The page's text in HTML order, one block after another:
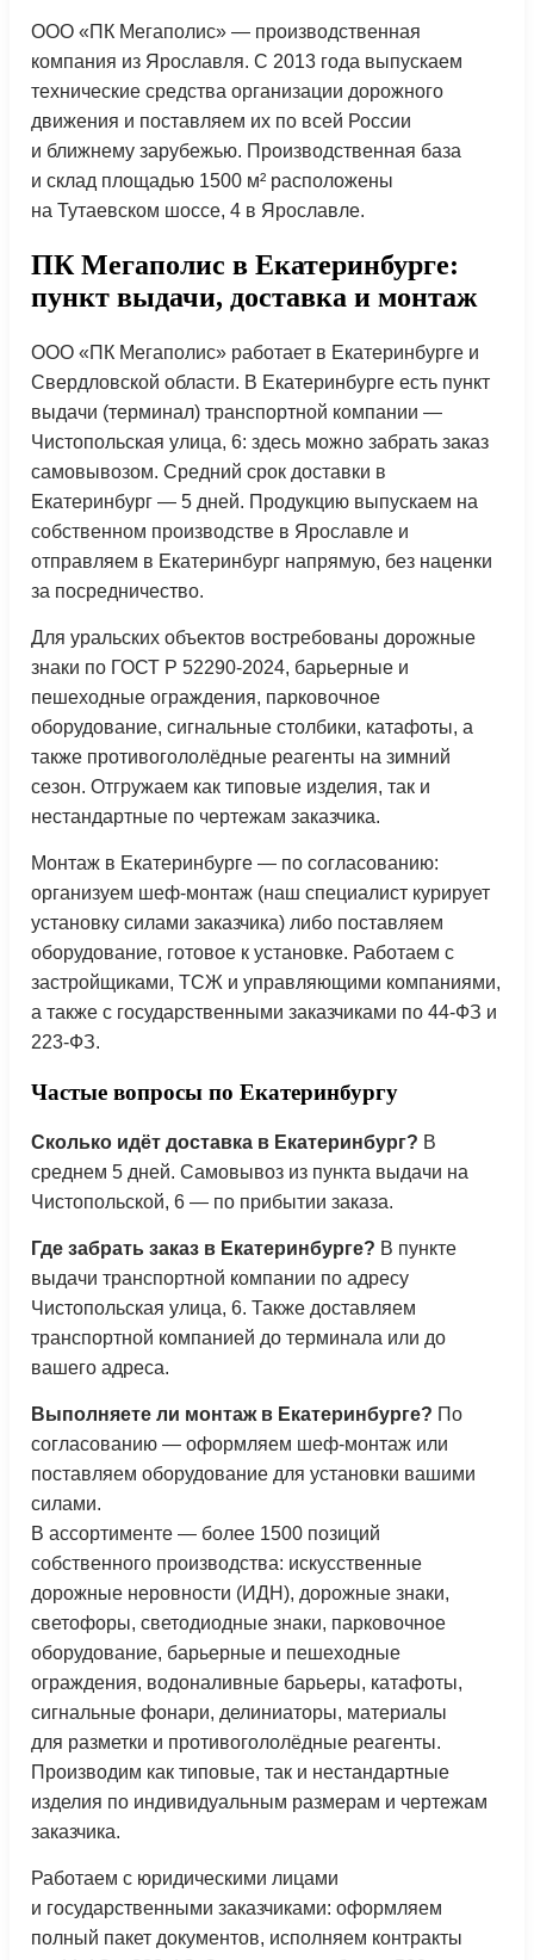
ООО «ПК Мегаполис» — производственная
компания из Ярославля. С 2013 года выпускаем
технические средства организации дорожного
движения и поставляем их по всей России
и ближнему зарубежью. Производственная база
и склад площадью 1500 м² расположены
на Тутаевском шоссе, 4 в Ярославле.
ПК Мегаполис в Екатеринбурге:
пункт выдачи, доставка и монтаж
ООО «ПК Мегаполис» работает в Екатеринбурге и
Свердловской области. В Екатеринбурге есть пункт
выдачи (терминал) транспортной компании —
Чистопольская улица, 6: здесь можно забрать заказ
самовывозом. Средний срок доставки в
Екатеринбург — 5 дней. Продукцию выпускаем на
собственном производстве в Ярославле и
отправляем в Екатеринбург напрямую, без наценки
за посредничество.
Для уральских объектов востребованы дорожные
знаки по ГОСТ Р 52290-2024, барьерные и
пешеходные ограждения, парковочное
оборудование, сигнальные столбики, катафоты, а
также противогололёдные реагенты на зимний
сезон. Отгружаем как типовые изделия, так и
нестандартные по чертежам заказчика.
Монтаж в Екатеринбурге — по согласованию:
организуем шеф-монтаж (наш специалист курирует
установку силами заказчика) либо поставляем
оборудование, готовое к установке. Работаем с
застройщиками, ТСЖ и управляющими компаниями,
а также с государственными заказчиками по 44-ФЗ и
223-ФЗ.
Частые вопросы по Екатеринбургу
Сколько идёт доставка в Екатеринбург? В
среднем 5 дней. Самовывоз из пункта выдачи на
Чистопольской, 6 — по прибытии заказа.
Где забрать заказ в Екатеринбурге? В пункте
выдачи транспортной компании по адресу
Чистопольская улица, 6. Также доставляем
транспортной компанией до терминала или до
вашего адреса.
Выполняете ли монтаж в Екатеринбурге? По
согласованию — оформляем шеф-монтаж или
поставляем оборудование для установки вашими
силами.
В ассортименте — более 1500 позиций
собственного производства: искусственные
дорожные неровности (ИДН), дорожные знаки,
светофоры, светодиодные знаки, парковочное
оборудование, барьерные и пешеходные
ограждения, водоналивные барьеры, катафоты,
сигнальные фонари, делиниаторы, материалы
для разметки и противогололёдные реагенты.
Производим как типовые, так и нестандартные
изделия по индивидуальным размерам и чертежам
заказчика.
Работаем с юридическими лицами
и государственными заказчиками: оформляем
полный пакет документов, исполняем контракты